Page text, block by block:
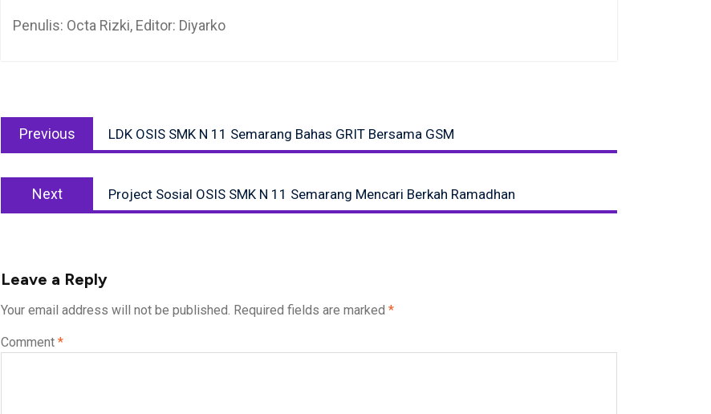
Penulis: Octa Rizki, Editor: Diyarko
navigation
Previous
post:
LDK OSIS SMK N 11 Semarang Bahas GRIT Bersama GSM
Next
post:
Project Sosial OSIS SMK N 11 Semarang Mencari Berkah Ramadhan
Leave a Reply
Your email address will not be published. Required fields are marked *
Comment *